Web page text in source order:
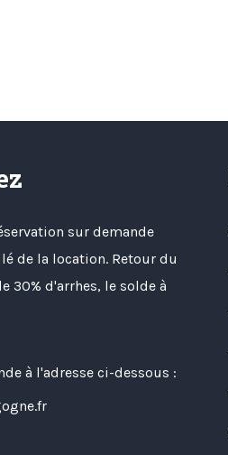
sur demande
de la location. Retour du
30% d'arrhes, le solde à
à l'adresse ci-dessous :